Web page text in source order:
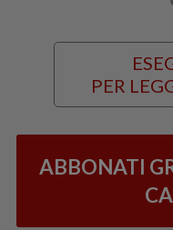
PER
ABBONATI